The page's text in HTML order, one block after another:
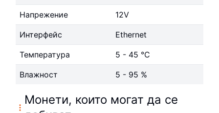
Напрежение 12V
Интерфейс Ethernet
Температура 5 - 45 °C
Влажност 5 - 95 %
Монети, които могат да се